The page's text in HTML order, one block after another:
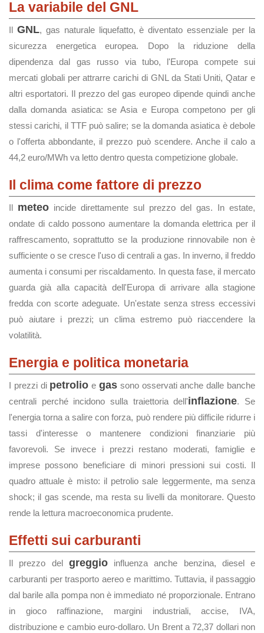
La variabile del GNL
Il GNL, gas naturale liquefatto, è diventato essenziale per la
sicurezza energetica europea. Dopo la riduzione della
dipendenza dal gas russo via tubo, l'Europa compete sui
mercati globali per attrarre carichi di GNL da Stati Uniti, Qatar e
altri esportatori. Il prezzo del gas europeo dipende quindi anche
dalla domanda asiatica: se Asia e Europa competono per gli
stessi carichi, il TTF può salire; se la domanda asiatica è debole
o l'offerta abbondante, il prezzo può scendere. Anche il calo a
44,2 euro/MWh va letto dentro questa competizione globale.
Il clima come fattore di prezzo
Il meteo incide direttamente sul prezzo del gas. In estate,
ondate di caldo possono aumentare la domanda elettrica per il
raffrescamento, soprattutto se la produzione rinnovabile non è
sufficiente o se cresce l'uso di centrali a gas. In inverno, il freddo
aumenta i consumi per riscaldamento. In questa fase, il mercato
guarda già alla capacità dell'Europa di arrivare alla stagione
fredda con scorte adeguate. Un'estate senza stress eccessivi
può aiutare i prezzi; un clima estremo può riaccendere la
volatilità.
Energia e politica monetaria
I prezzi di petrolio egas sono osservati anche dalle banche
centrali perché incidono sulla traiettoria dell'inflazione. Se
l'energia torna a salire con forza, può rendere più difficile ridurre i
tassi d'interesse o mantenere condizioni finanziarie più
favorevoli. Se invece i prezzi restano moderati, famiglie e
imprese possono beneficiare di minori pressioni sui costi. Il
quadro attuale è misto: il petrolio sale leggermente, ma senza
shock; il gas scende, ma resta su livelli da monitorare. Questo
rende la lettura macroeconomica prudente.
Effetti sui carburanti
Il prezzo del greggioinfluenza anche benzina, diesel e
carburanti per trasporto aereo e marittimo. Tuttavia, il passaggio
dal barile alla pompa non è immediato né proporzionale. Entrano
in gioco raffinazione, margini industriali, accise, IVA,
distribuzione e cambio euro-dollaro. Un Brent a 72,37 dollari non